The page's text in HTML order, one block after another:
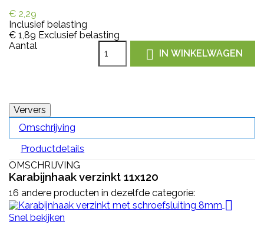
€ 2,29
Inclusief belasting
€ 1,89 Exclusief belasting
Aantal
 IN WINKELWAGEN
Omschrijving
Productdetails
OMSCHRIJVING
Karabijnhaak verzinkt 11x120
16 andere producten in dezelfde categorie:

Snel bekijken